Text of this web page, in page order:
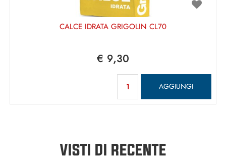
CALCE IDRATA GRIGOLIN CL70
€ 9,30
AGGIUNGI
VISTI DI RECENTE